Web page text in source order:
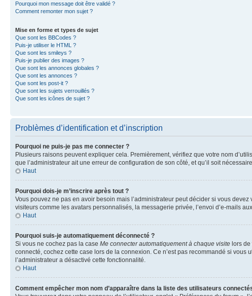
Pourquoi mon message doit être validé ?
Comment remonter mon sujet ?
Mise en forme et types de sujet
Que sont les BBCodes ?
Puis-je utiliser le HTML ?
Que sont les smileys ?
Puis-je publier des images ?
Que sont les annonces globales ?
Que sont les annonces ?
Que sont les post-it ?
Que sont les sujets verrouillés ?
Que sont les icônes de sujet ?
Problèmes d’identification et d’inscription
Pourquoi ne puis-je pas me connecter ?
Plusieurs raisons peuvent expliquer cela. Premièrement, vérifiez que votre nom
que l’administrateur ait une erreur de configuration de son côté, et qu’il soit
Haut
Pourquoi dois-je m’inscrire après tout ?
Vous pouvez ne pas en avoir besoin mais l’administrateur peut décider si vous
visiteurs comme les avatars personnalisés, la messagerie privée, l’envoi d’e-mails
Haut
Pourquoi suis-je automatiquement déconnecté ?
Si vous ne cochez pas la case Me connecter automatiquement à chaque visite lors
connecté, cochez cette case lors de la connexion. Ce n’est pas recommandé si
l’administrateur a désactivé cette fonctionnalité.
Haut
Comment empêcher mon nom d’apparaître dans la liste des utilisateurs